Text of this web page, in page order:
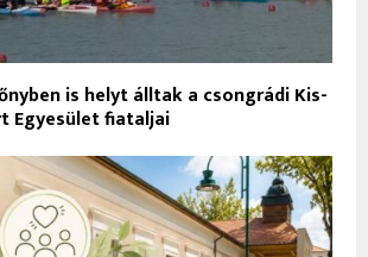
is helyt álltak a csongrádi Kis-
Egyesület fiataljai